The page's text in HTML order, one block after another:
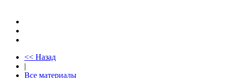
<< Назад
|
Все материалы